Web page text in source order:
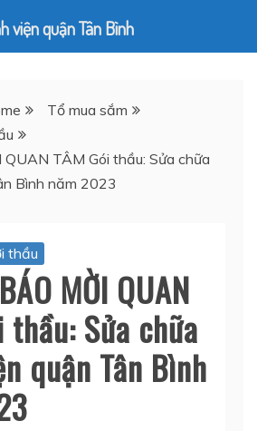
Tổ mua sắm
QUAN TÂM Gói thầu: Sửa chữa
Bình năm 2023
thầu
MỜI QUAN
thầu: Sửa chữa
quận Tân Bình
viện quận Tân Bình